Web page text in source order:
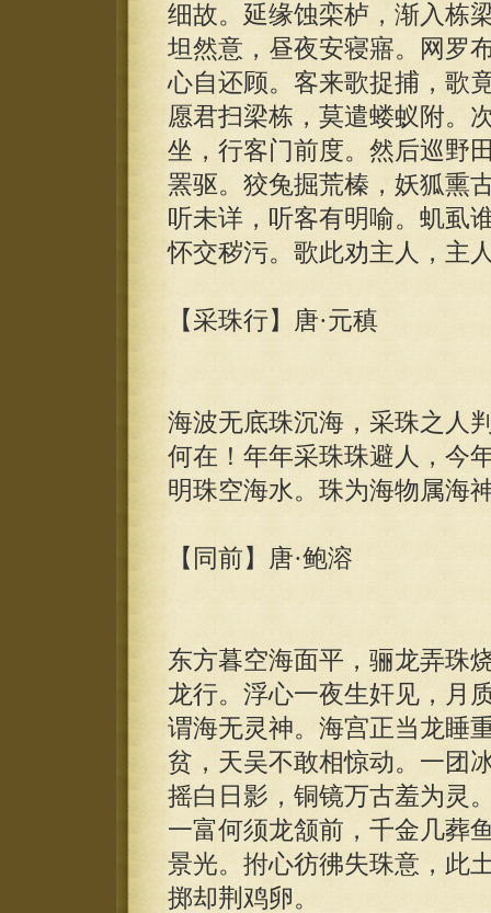
细故。延缘蚀栾栌，渐入栋
坦然意，昼夜安寝寤。网罗
心自还顾。客来歌捉捕，歌
愿君扫梁栋，莫遣蝼蚁附。
坐，行客门前度。然后巡野
罴驱。狡兔掘荒榛，妖狐熏
听未详，听客有明喻。虮虱
怀交秽污。歌此劝主人，主
【采珠行】唐·元稹
海波无底珠沉海，采珠之人
何在！年年采珠珠避人，今
明珠空海水。珠为海物属海
【同前】唐·鲍溶
东方暮空海面平，骊龙弄珠
龙行。浮心一夜生奸见，月
谓海无灵神。海宫正当龙睡
贫，天吴不敢相惊动。一团
摇白日影，铜镜万古羞为灵
一富何须龙颔前，千金几葬
景光。拊心彷彿失珠意，此
掷却荆鸡卵。